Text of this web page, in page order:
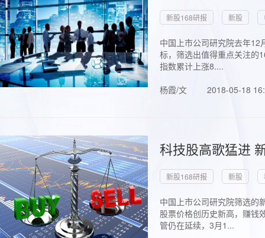
新股168研报 新股
中国上市公司研究院去年
标，筛选出值得重点关注的
指数累计上涨8....
杨霞/文
2018-05-18
科技股高歌猛进
新股168研报 新股
中国上市公司研究院筛选的
股票价格创历史新高，赚钱
管仍在延续，3月1...